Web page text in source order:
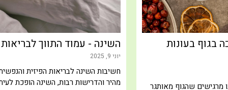
- עמוד התווך לבריאות גופנית ונפשית
השינה לבריאות הפיזית והנפשיתבעידן המודרני, שבו הקצב
והדרישות רבות, השינה הופכת לעיתים קרובות למותרות